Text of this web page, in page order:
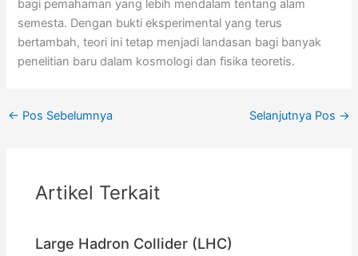
bagi pemahaman yang lebih mendalam tentang alam
semesta. Dengan bukti eksperimental yang terus
bertambah, teori ini tetap menjadi landasan bagi banyak
penelitian baru dalam kosmologi dan fisika teoretis.
← Pos Sebelumnya Selanjutnya Pos →
Artikel Terkait
Large Hadron Collider (LHC)